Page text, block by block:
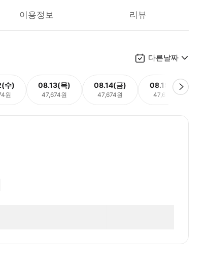
이용정보 리뷰
다른날짜
수)
원
08.13(목)
47,674원
08.14(금)
47,674원
08.15(토)
47,674원